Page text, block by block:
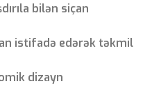
bilən siçan
istifadə edərək təkmil
dizayn